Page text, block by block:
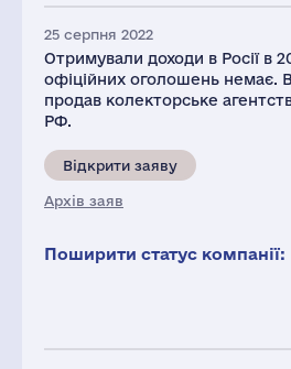
25 серпня 2022
Отримували доходи в Росії в
офіційних оголошень немає.
продав колекторське
РФ.
Відкрити заяву
Архів заяв
Поширити статус компанії: